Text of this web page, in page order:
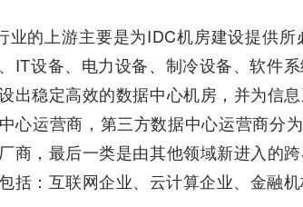
业的上游主要是为IDC机房建设提供所
IT设备、电力设备、制冷设备、软件
出稳定高效的数据中心机房，并为信
心运营商，第三方数据中心运营商分
商，最后一类是由其他领域新进入的
括：互联网企业、云计算企业、金融